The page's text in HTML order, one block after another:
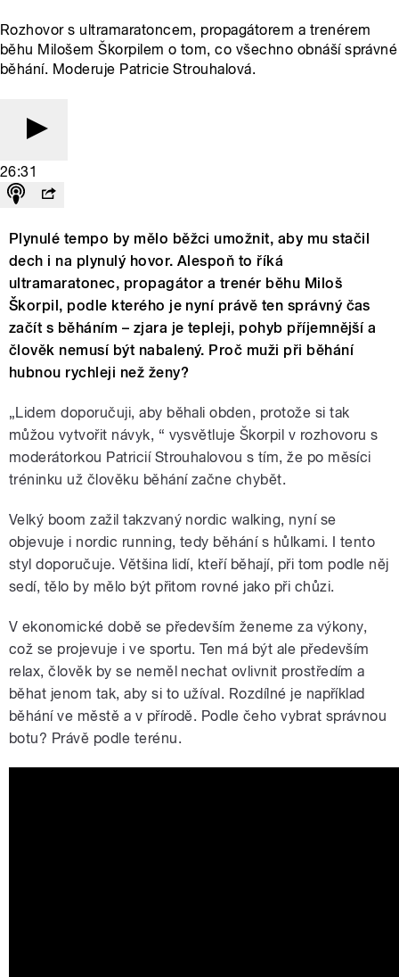
Rozhovor s ultramaratoncem, propagátorem a trenérem
běhu Milošem Škorpilem o tom, co všechno obnáší správné
běhání. Moderuje Patricie Strouhalová.
26:31
Plynulé tempo by mělo běžci umožnit, aby mu stačil
dech i na plynulý hovor. Alespoň to říká
ultramaratonec, propagátor a trenér běhu Miloš
Škorpil, podle kterého je nyní právě ten správný čas
začít s běháním – zjara je tepleji, pohyb příjemnější a
člověk nemusí být nabalený. Proč muži při běhání
hubnou rychleji než ženy?
„Lidem doporučuji, aby běhali obden, protože si tak
můžou vytvořit návyk, “ vysvětluje Škorpil v rozhovoru s
moderátorkou Patricií Strouhalovou s tím, že po měsíci
tréninku už člověku běhání začne chybět.
Velký boom zažil takzvaný nordic walking, nyní se
objevuje i nordic running, tedy běhání s hůlkami. I tento
styl doporučuje. Většina lidí, kteří běhají, při tom podle něj
sedí, tělo by mělo být přitom rovné jako při chůzi.
V ekonomické době se především ženeme za výkony,
což se projevuje i ve sportu. Ten má být ale především
relax, člověk by se neměl nechat ovlivnit prostředím a
běhat jenom tak, aby si to užíval. Rozdílné je například
běhání ve městě a v přírodě. Podle čeho vybrat správnou
botu? Právě podle terénu.